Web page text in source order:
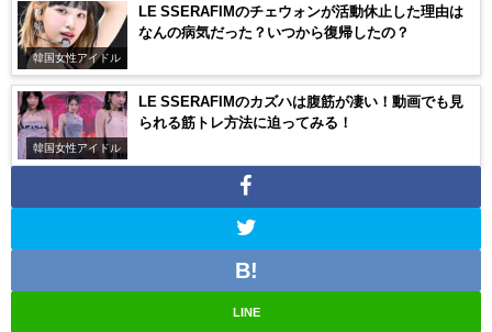
韓国女性アイドル
LE SSERAFIMのチェウォンが活動休止した理由は
なんの病気だった？いつから復帰したの？
韓国女性アイドル
LE SSERAFIMのカズハは腹筋が凄い！動画でも見
られる筋トレ方法に迫ってみる！
LINE